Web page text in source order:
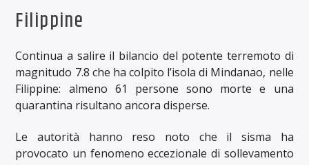
Filippine
Continua a salire il bilancio del potente terremoto di
magnitudo 7.8 che ha colpito l’isola di Mindanao, nelle
Filippine: almeno 61 persone sono morte e una
quarantina risultano ancora disperse.
Le autorità hanno reso noto che il sisma ha
provocato un fenomeno eccezionale di sollevamento